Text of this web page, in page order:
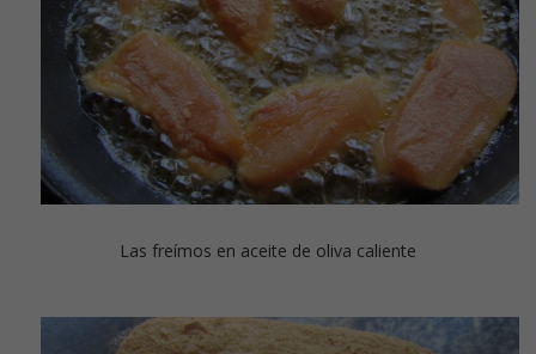
Las freímos en aceite de oliva caliente